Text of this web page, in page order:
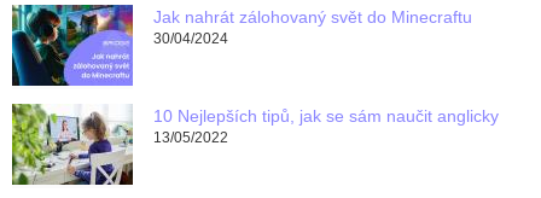
Jak nahrát zálohovaný svět do Minecraftu
30/04/2024
10 Nejlepších tipů, jak se sám naučit anglicky
13/05/2022